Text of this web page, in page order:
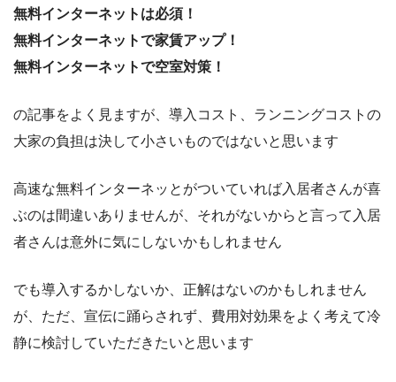
無料インターネットは必須！
無料インターネットで家賃アップ！
無料インターネットで空室対策！
の記事をよく見ますが、導入コスト、ランニングコストの
大家の負担は決して小さいものではないと思います
高速な無料インターネッとがついていれば入居者さんが喜
ぶのは間違いありませんが、それがないからと言って入居
者さんは意外に気にしないかもしれません
でも導入するかしないか、正解はないのかもしれません
が、ただ、宣伝に踊らされず、費用対効果をよく考えて冷
静に検討していただきたいと思います